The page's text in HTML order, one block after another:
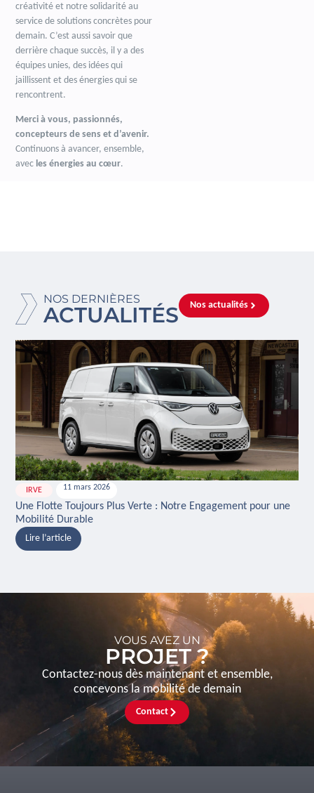
créativité et notre solidarité au
service de solutions concrètes pour
demain. C’est aussi savoir que
derrière chaque succès, il y a des
équipes unies, des idées qui
jaillissent et des énergies qui se
rencontrent.
Merci à vous, passionnés,
concepteurs de sens et d’avenir.
Continuons à avancer, ensemble,
avec les énergies au cœur.
NOS DERNIÈRES
ACTUALITÉS Nos actualités
IRVE 11 mars 2026
Une Flotte Toujours Plus Verte : Notre Engagement pour une
Mobilité Durable
Lire l’article
VOUS AVEZ UN
PROJET ?
Contactez-nous dès maintenant et ensemble,
concevons la mobilité de demain
Contact